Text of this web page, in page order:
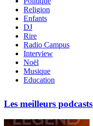
Religion
Enfants
DJ
Rire
Radio Campus
Interview
Noël
Musique
Education
Les meilleurs podcasts